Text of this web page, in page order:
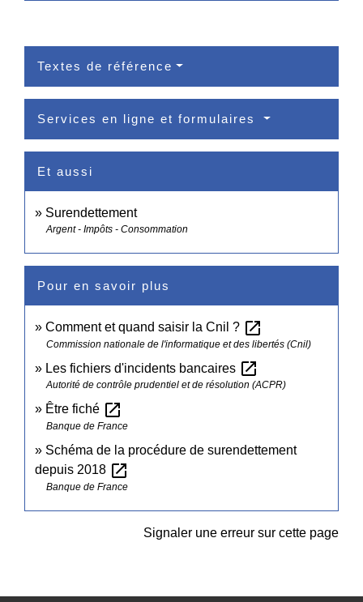
Textes de référence
Services en ligne et formulaires
Et aussi
Surendettement
Argent - Impôts - Consommation
Pour en savoir plus
Comment et quand saisir la Cnil ? open_in_new
Commission nationale de l'informatique et des libertés (Cnil)
Les fichiers d'incidents bancaires open_in_new
Autorité de contrôle prudentiel et de résolution (ACPR)
Être fiché open_in_new
Banque de France
Schéma de la procédure de surendettement
depuis 2018 open_in_new
Banque de France
Signaler une erreur sur cette page